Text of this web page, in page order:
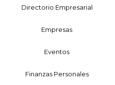
Directorio Empresarial
Empresas
Eventos
Finanzas Personales